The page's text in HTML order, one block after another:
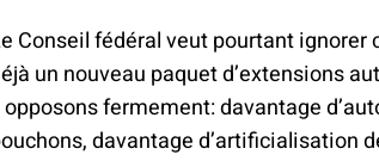
Conseil fédéral veut pourtant
un nouveau paquet d’extensions
opposons fermement: davantage
davantage d’artificialisation